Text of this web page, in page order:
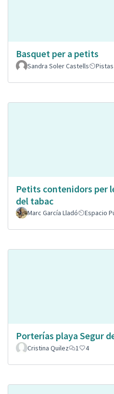
Basquet per a petits
Sandra Soler Castells
Petits contenidors per
del tabac
Marc García Lladó Espacio
Porterías playa Segur
Cristina Quilez
1 4